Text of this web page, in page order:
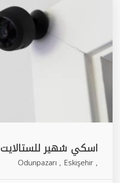
اسكي شهير للستالايت
,
Odunpazarı , Eskişehir